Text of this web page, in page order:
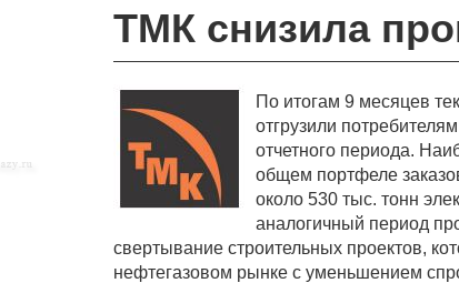
ТМК снизила
По итогам 9 месяцев
отгрузили
отчетного периода.
общем портфеле
около 530 тыс. тонн
аналогичный период
свертывание строительных проектов,
нефтегазовом рынке с уменьшением